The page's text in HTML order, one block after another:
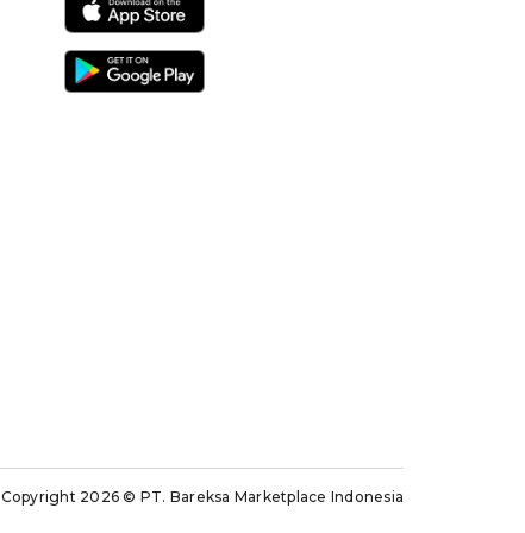
Copyright 2026© PT. Bareksa Marketplace Indonesia